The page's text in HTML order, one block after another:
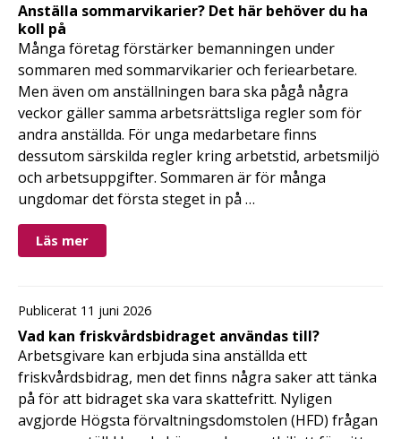
Anställa sommarvikarier? Det här behöver du ha
koll på
Många företag förstärker bemanningen under
sommaren med sommarvikarier och feriearbetare.
Men även om anställningen bara ska pågå några
veckor gäller samma arbetsrättsliga regler som för
andra anställda. För unga medarbetare finns
dessutom särskilda regler kring arbetstid, arbetsmiljö
och arbetsuppgifter. Sommaren är för många
ungdomar det första steget in på …
Läs mer
Publicerat 11 juni 2026
Vad kan friskvårdsbidraget användas till?
Arbetsgivare kan erbjuda sina anställda ett
friskvårdsbidrag, men det finns några saker att tänka
på för att bidraget ska vara skattefritt. Nyligen
avgjorde Högsta förvaltningsdomstolen (HFD) frågan